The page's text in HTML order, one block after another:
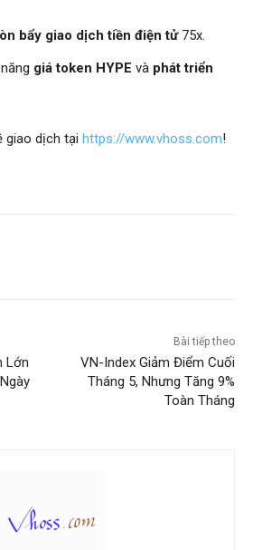
bẩy giao dịch tiền điện tử75x.
giá token HYPE và phát triển
giao dịch tại https://www.vhoss.com!
Lớn
Bài tiếp theo
VN-Index Giảm Điểm Cuối
Tháng 5, Nhưng Tăng 9%
Toàn Tháng